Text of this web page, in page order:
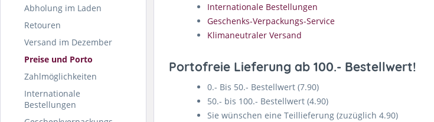
Abholung im Laden
Retouren
Versand im Dezember
Preise und Porto
Zahlmöglichkeiten
Internationale
Bestellungen
Internationale Bestellungen
Geschenks-Verpackungs-Service
Klimaneutraler Versand
Portofreie Lieferung ab 100.- Bestellwert!
0.- Bis 50.- Bestellwert (7.90)
50.- bis 100.- Bestellwert (4.90)
Sie wünschen eine Teillieferung (zuzüglich 4.90)